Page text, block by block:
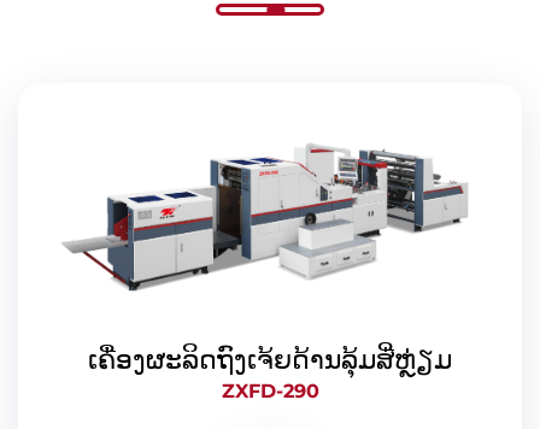
ເຄື່ອງຜະລິດຖົງເຈ້ຍດ້ານລຸ້ມສີ່ຫຼ່ຽມ
ZXFD-290